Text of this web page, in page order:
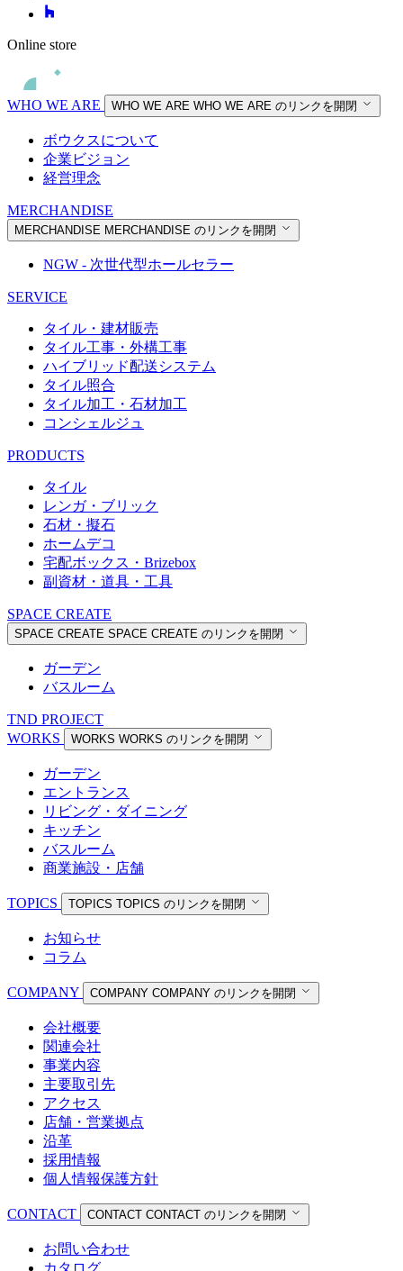
Online store
WHO WE ARE WHO WE ARE WHO WE ARE のリンクを開閉
ボウクスについて
企業ビジョン
経営理念
MERCHANDISE
MERCHANDISE MERCHANDISE のリンクを開閉
NGW - 次世代型ホールセラー
SERVICE
タイル・建材販売
タイル工事・外構工事
ハイブリッド配送システム
タイル照合
タイル加工・石材加工
コンシェルジュ
PRODUCTS
タイル
レンガ・ブリック
石材・擬石
ホームデコ
宅配ボックス・Brizebox
副資材・道具・工具
SPACE CREATE
SPACE CREATE SPACE CREATE のリンクを開閉
ガーデン
バスルーム
TND PROJECT
WORKS
WORKS WORKS のリンクを開閉
ガーデン
エントランス
リビング・ダイニング
キッチン
バスルーム
商業施設・店舗
TOPICS TOPICS TOPICS のリンクを開閉
お知らせ
コラム
COMPANY COMPANY COMPANY のリンクを開閉
会社概要
関連会社
事業内容
主要取引先
アクセス
店舗・営業拠点
沿革
採用情報
個人情報保護方針
CONTACT CONTACT CONTACT のリンクを開閉
お問い合わせ